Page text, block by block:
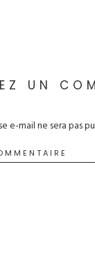
UN
e-mail ne sera pas